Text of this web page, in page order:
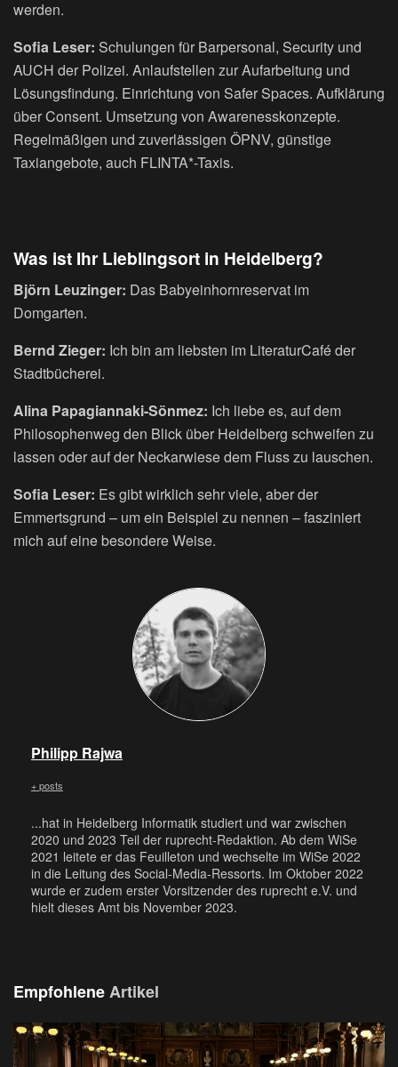
werden.
Sofia Leser: Schulungen für Barpersonal, Security und
AUCH der Polizei. Anlaufstellen zur Aufarbeitung und
Lösungsfindung. Einrichtung von Safer Spaces. Aufklärung
über Consent. Umsetzung von Awarenesskonzepte.
Regelmäßigen und zuverlässigen ÖPNV, günstige
Taxiangebote, auch FLINTA*-Taxis.
Was ist Ihr Lieblingsort in Heidelberg?
Björn Leuzinger: Das Babyeinhornreservat im
Domgarten.
Bernd Zieger: Ich bin am liebsten im LiteraturCafé der
Stadtbücherei.
Alina Papagiannaki-Sönmez: Ich liebe es, auf dem
Philosophenweg den Blick über Heidelberg schweifen zu
lassen oder auf der Neckarwiese dem Fluss zu lauschen.
Sofia Leser: Es gibt wirklich sehr viele, aber der
Emmertsgrund – um ein Beispiel zu nennen – fasziniert
mich auf eine besondere Weise.
Philipp Rajwa
+ posts
...hat in Heidelberg Informatik studiert und war zwischen
2020 und 2023 Teil der ruprecht-Redaktion. Ab dem WiSe
2021 leitete er das Feuilleton und wechselte im WiSe 2022
in die Leitung des Social-Media-Ressorts. Im Oktober 2022
wurde er zudem erster Vorsitzender des ruprecht e.V. und
hielt dieses Amt bis November 2023.
EmpfohleneArtikel